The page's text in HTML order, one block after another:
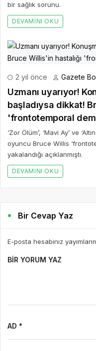
bir sağlık sorunu.
DEVAMINI OKU
2 yıl önce Gazete
Uzmanı uyarıyor!
başladıysa dikkat!
'frontotemporal
‘Zor Ölüm’, ‘Mavi Ay’ ve
oyuncu Bruce Willis
yakalandığı açıklanmıştı.
DEVAMINI OKU
Bir Cevap Yaz
E-posta hesabınız
BIR YORUM YAZ
AD *